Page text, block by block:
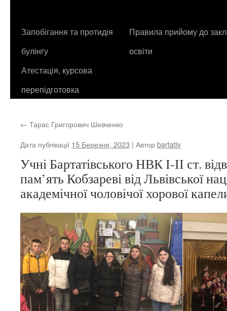
Запобігання та протидія
булінгу
Правила прийому до
освіти
Атестація, курсова
перепідготовка
← Тарас Григорович Шевченко
Дата публікації 15 Березня, 2023 | Авторbartativ
Учні Бартатівського НВК І-ІІ ст.
пам’ять Кобзареві від Львівської
академічної чоловічої хорової